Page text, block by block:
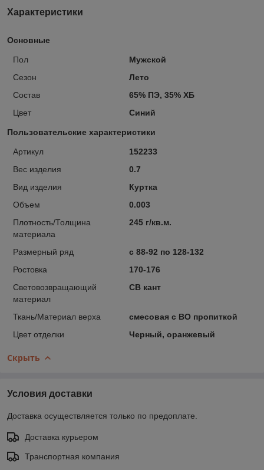
Характеристики
Основные
Пол
Мужской
Сезон
Лето
Состав
65% ПЭ, 35% ХБ
Цвет
Синий
Пользовательские характеристики
Артикул
152233
Вес изделия
0.7
Вид изделия
Куртка
Объем
0.003
Плотность/Толщина
материала
245 г/кв.м.
Размерный ряд
с 88-92 по 128-132
Ростовка
170-176
Световозвращающий
материал
СВ кант
Ткань/Материал верха
смесовая с ВО пропиткой
Цвет отделки
Черный, оранжевый
Скрыть
Условия доставки
Доставка осуществляется только по предоплате.
Доставка курьером
Транспортная компания